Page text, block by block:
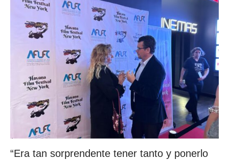
“Era tan sorprendente tener tanto y ponerlo